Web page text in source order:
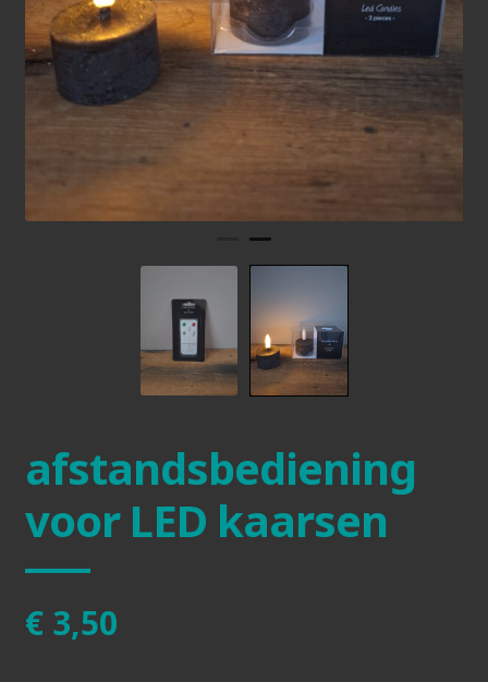
afstandsbediening
voor LED kaarsen
€3,50